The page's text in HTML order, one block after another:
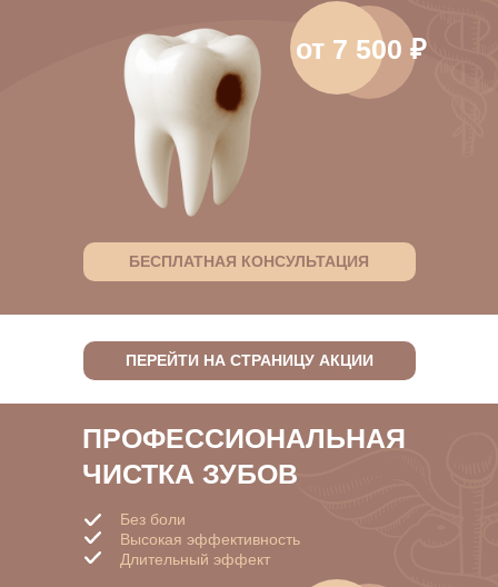
от 7 500 ₽
БЕСПЛАТНАЯ КОНСУЛЬТАЦИЯ
ПЕРЕЙТИ НА СТРАНИЦУ АКЦИИ
ПРОФЕССИОНАЛЬНАЯ
ЧИСТКА ЗУБОВ
Без боли
Высокая эффективность
Длительный эффект